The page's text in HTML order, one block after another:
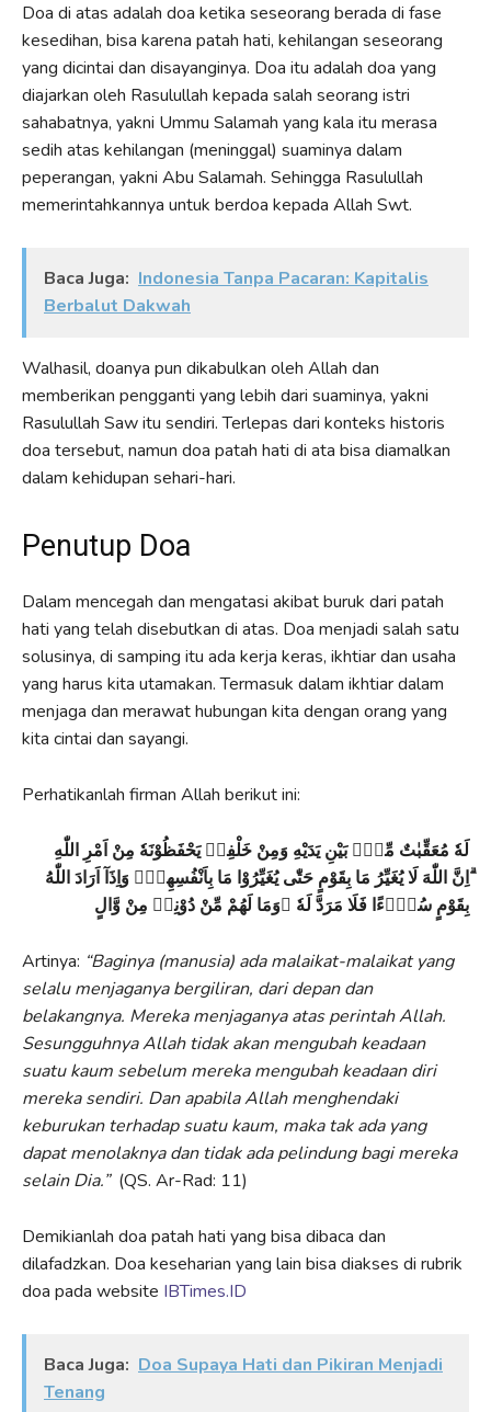
Doa di atas adalah doa ketika seseorang berada di fase
kesedihan, bisa karena patah hati, kehilangan seseorang
yang dicintai dan disayanginya. Doa itu adalah doa yang
diajarkan oleh Rasulullah kepada salah seorang istri
sahabatnya, yakni Ummu Salamah yang kala itu merasa
sedih atas kehilangan (meninggal) suaminya dalam
peperangan, yakni Abu Salamah. Sehingga Rasulullah
memerintahkannya untuk berdoa kepada Allah Swt.
Baca Juga: Indonesia Tanpa Pacaran: Kapitalis
Berbalut Dakwah
Walhasil, doanya pun dikabulkan oleh Allah dan
memberikan pengganti yang lebih dari suaminya, yakni
Rasulullah Saw itu sendiri. Terlepas dari konteks historis
doa tersebut, namun doa patah hati di ata bisa diamalkan
dalam kehidupan sehari-hari.
Penutup Doa
Dalam mencegah dan mengatasi akibat buruk dari patah
hati yang telah disebutkan di atas. Doa menjadi salah satu
solusinya, di samping itu ada kerja keras, ikhtiar dan usaha
yang harus kita utamakan. Termasuk dalam ikhtiar dalam
menjaga dan merawat hubungan kita dengan orang yang
kita cintai dan sayangi.
Perhatikanlah firman Allah berikut ini:
لَهٗ مُعَقِّبٰتٌ مِّنْۢ بَيْنِ يَدَيْهِ وَمِنْ خَلْفِهٖ يَحْفَظُوْنَهٗ مِنْ اَمْرِ اللّٰهِ
ۗاِنَّ اللّٰهَ لَا يُغَيِّرُ مَا بِقَوْمٍ حَتّٰى يُغَيِّرُوْا مَا بِاَنْفُسِهِمْۗ وَاِذَآ اَرَادَ اللّٰهُ
بِقَوْمٍ سُوْۤءًا فَلَا مَرَدَّ لَهٗ ۚوَمَا لَهُمْ مِّنْ دُوْنِهٖ مِنْ وَّالٍ
Artinya: “Baginya (manusia) ada malaikat-malaikat yang
selalu menjaganya bergiliran, dari depan dan
belakangnya. Mereka menjaganya atas perintah Allah.
Sesungguhnya Allah tidak akan mengubah keadaan
suatu kaum sebelum mereka mengubah keadaan diri
mereka sendiri. Dan apabila Allah menghendaki
keburukan terhadap suatu kaum, maka tak ada yang
dapat menolaknya dan tidak ada pelindung bagi mereka
selain Dia.” (QS. Ar-Rad: 11)
Demikianlah doa patah hati yang bisa dibaca dan
dilafadzkan. Doa keseharian yang lain bisa diakses di rubrik
doa pada website IBTimes.ID
Baca Juga: Doa Supaya Hati dan Pikiran Menjadi
Tenang